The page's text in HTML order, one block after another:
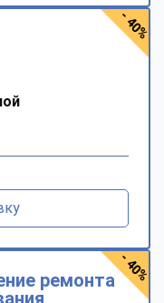
- 40%
ремонта- 40%